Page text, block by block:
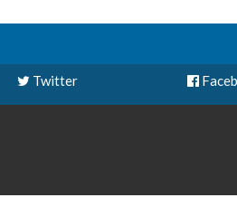
Twitter